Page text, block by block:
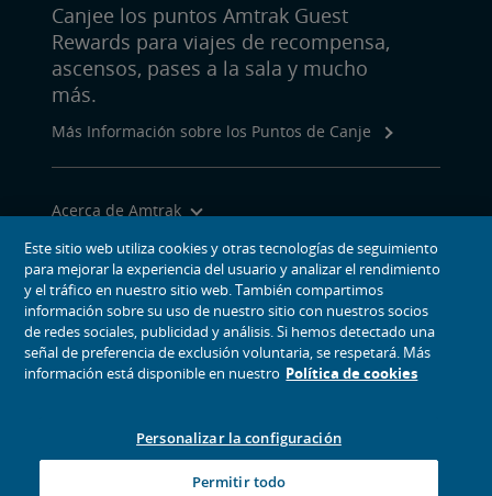
Canjee los puntos Amtrak Guest
Rewards para viajes de recompensa,
ascensos, pases a la sala y mucho
más.
Más Información sobre los Puntos de Canje
Acerca de Amtrak
Viajar con Nosotros
Herramientas del Sitio
iconos de medios sociales
Este sitio web utiliza cookies y otras tecnologías de seguimiento
para mejorar la experiencia del usuario y analizar el rendimiento
y el tráfico en nuestro sitio web. También compartimos
información sobre su uso de nuestro sitio con nuestros socios
de redes sociales, publicidad y análisis. Si hemos detectado una
señal de preferencia de exclusión voluntaria, se respetará. Más
información está disponible en nuestro Política de cookies
Personalizar la configuración
Permitir todo